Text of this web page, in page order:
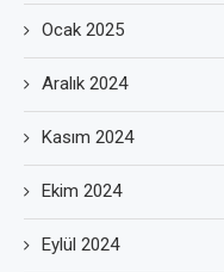
Ocak 2025
Aralık 2024
Kasım 2024
Ekim 2024
Eylül 2024